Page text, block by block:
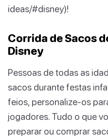
ideas/#disney)!
Corrida de Sacos
Disney
Pessoas de todas as
sacos durante festas
feios, personalize-os
jogadores. Tudo o que
preparar ou comprar